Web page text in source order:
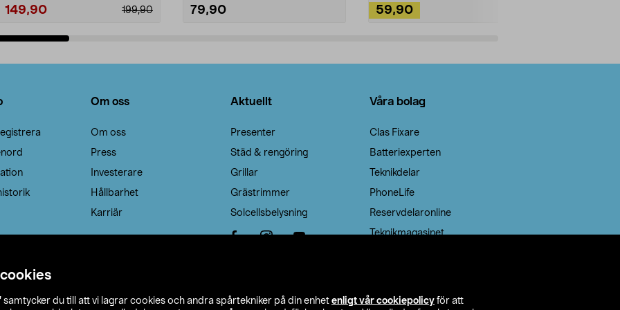
samtycker du till att vi lagrar cookies och andra spårtekniker på din enhet enligt vår cookiepolicy för att
199,90
149,90 79,90 59,90
Om oss
Om oss
Press
Investerare
Hållbarhet
Karriär
Aktuellt
Presenter
Städ & rengöring
Grillar
Grästrimmer
Solcellsbelysning
Våra bolag
Clas Fixare
Batteriexperten
Teknikdelar
PhoneLife
Reservdelaronline
Teknikmagasinet